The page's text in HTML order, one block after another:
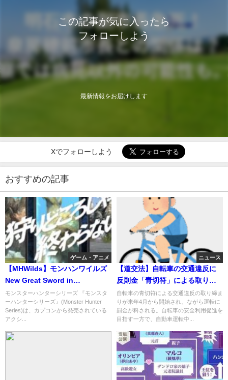
この記事が気に入ったら
フォローしよう
最新情報をお届けします
Xでフォローしよう
おすすめの記事
ゲーム・アニメ
【MHWilds】モンハンワイルズ
New Great Sword in
MonHunter
モンスターハンターシリーズ 『モンスタ
ーハンターシリーズ』(Monster Hunter
Series)は、カプコンから発売されている
アクシ...
ニュース
【道交法】自転車の交通違反に
反則金「青切符」による取り締
まり強化へ！今年国会制定
自転車の青切符による交通違反の取り締ま
りが来年4月から開始され、ながら運転に
罰金が科される。自転車の安全利用促進を
目指す一方で、自動車運転中...